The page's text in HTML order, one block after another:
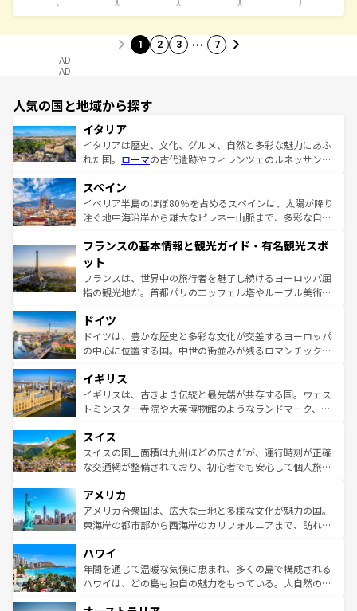
1 2 3 … 7
AD
AD
人気の国と地域から探す
イタリア
イタリアは歴史、文化、グルメ、自然と多彩な魅力にあふ
れた国。 ローマの古代遺跡やフィレンツェのルネッサンス
ろん、トスカーナの美しい田園風景やアマルフィ海岸の絶
景など、自然景観も見逃せない。観光の合間には、本場の
ピザやパスタなど、絶品のイタリア料理を堪能することも
ませてくれるイタリアで、忘れられない旅をしてみよう！
なお、新着のイタリア情報は
しい。
スペイン
イベリア半島のほぼ80％を占めるスペインは、太陽が降り
注ぐ地中海沿岸から雄大なピレネー山脈まで、多彩な自然
文化が根付くこの国では、情熱的なフラメンコ、熱気あふ
れる闘牛、そして美味しいタパスが生活の一部となってい
る。首都マドリードの洗練された雰囲気や、バルセロナの
アートに溢れた街角から、地方では古代ローマ遺跡や中世
せる。地方によって風土や気候が異なるスペインはその個
性で訪れる人を魅了する。 なお、新着のスペイン情報は コ
ンテンツ一覧を参照してほしい。
フランスの基本情報と観光ガイド・有名観光スポ
ット
フランスは、世界中の旅行者を魅了し続けるヨーロッパ屈
指の観光地だ。首都パリのエッフェル塔やルーブル美術館
で、幅広い魅力が詰まっている。華麗な宮殿、歴史的な大
聖堂、美しいビーチ、そして豊かな自然が、訪れる者を心
から魅了する。また、フランスは美食の国としても知ら
いる。シャンパンの発祥地であるランス、プロヴァンスの
香り高いラベンダー畑など、多彩な楽しみ方が可能だ。さ
らに、パリ以外の地域にも魅力が溢れており、どの街角に
れる地方に足を運ぶとそれぞれで全く異なる文化を体験で
きるだろう。 なお、新着のフランス情報はコンテンツ一覧
を参照してほしい。
ドイツ
ドイツは、豊かな歴史と多彩な文化が交差するヨーロッパ
の中心に位置する国。中世の街並みが残るロマンチック街
顔を持つこの国は、どこを歩いても飽きることがない。ベ
ルリンの文化的活気、バイエルン州のアルプスの絶景、そ
してライン川沿いのワイン畑といった風景は必見。ビール
は、お酒好きな人にはぜひ体験してほしい。 なお、新着の
ドイツ情報はコンテンツ一覧を参照してほしい。
イギリス
イギリスは、古きよき伝統と最先端が共存する国。ウェス
トミンスター寺院や大英博物館のようなランドマーク、歴
リアごとに異なる魅力がある。また、優雅なアフタヌーン
ティー、ビール好きにはたまらない英国パブ、サッカー観
戦など、本場だからこそできる体験も豊富。イギリスを旅
ンツ一覧を参照してほしい。
スイス
スイスの国土面積は九州ほどの広さだが、運行時刻が正確
な交通網が整備されており、初心者でも安心して個人旅行
の建物がそのまま残る町や、スイスならではのユニークな
博物館もあり、アルプス観光だけでなく町歩きも満喫する
ことができる。国民の所得が高いため物価も高いが、旅行
ば市内交通費無料で観光を楽しむこともできる。 なお、新
着のスイス情報はコンテンツ一覧 を参照してほしい。
アメリカ
アメリカ合衆国は、広大な土地と多様な文化が魅力の国。
東海岸の都市部から西海岸のカリフォルニアまで、訪れる
のような巨大都市は、観光、ショッピング、エンターテイ
ンメントが詰まった刺激的なスポットだ。一方、アメリカ
西部には大自然が広がり、グランドキャニオンやイエロー
ハワイ
年間を通じて温暖な気候に恵まれ、多くの島で構成される
ハワイは、どの島も独自の魅力をもっている。大自然の神